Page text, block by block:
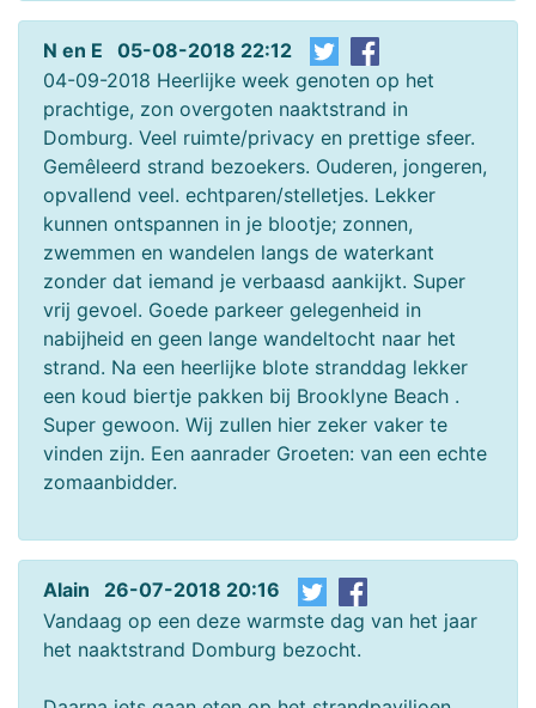
N en E 05-08-2018 22:12
04-09-2018 Heerlijke week genoten op het
prachtige, zon overgoten naaktstrand in
Domburg. Veel ruimte/privacy en prettige sfeer.
Gemêleerd strand bezoekers. Ouderen, jongeren,
opvallend veel. echtparen/stelletjes. Lekker
kunnen ontspannen in je blootje; zonnen,
zwemmen en wandelen langs de waterkant
zonder dat iemand je verbaasd aankijkt. Super
vrij gevoel. Goede parkeer gelegenheid in
nabijheid en geen lange wandeltocht naar het
strand. Na een heerlijke blote stranddag lekker
een koud biertje pakken bij Brooklyne Beach .
Super gewoon. Wij zullen hier zeker vaker te
vinden zijn. Een aanrader Groeten: van een echte
zomaanbidder.
Alain 26-07-2018 20:16
Vandaag op een deze warmste dag van het jaar
het naaktstrand Domburg bezocht.